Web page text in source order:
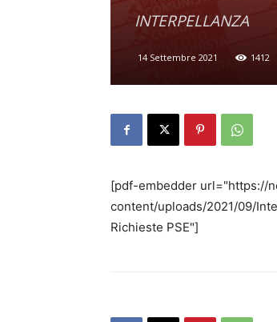
INTERPELLANZA
14 Settembre 2021 1412
[pdf-embedder url="https://
content/uploads/2021/09/
Richieste PSE"]